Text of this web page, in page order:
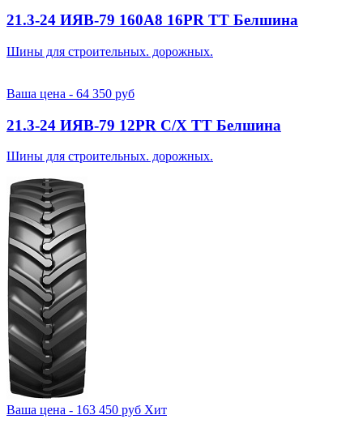
21.3-24 ИЯВ-79 160A8 16PR TT Белшина
Шины для строительных. дорожных.
Ваша цена - 64 350 руб
21.3-24 ИЯВ-79 12PR С/Х TT Белшина
Шины для строительных. дорожных.
Ваша цена - 163 450 руб Хит